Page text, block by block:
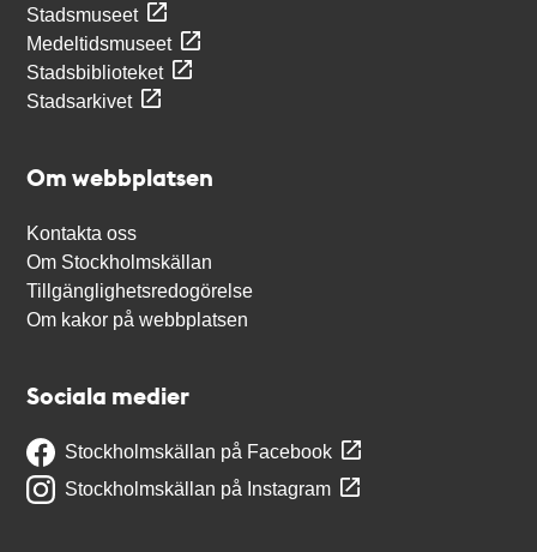
Stadsmuseet
Medeltidsmuseet
Stadsbiblioteket
Stadsarkivet
Om webbplatsen
Kontakta oss
Om Stockholmskällan
Tillgänglighetsredogörelse
Om kakor på webbplatsen
Sociala medier
Stockholmskällan på Facebook
Stockholmskällan på Instagram